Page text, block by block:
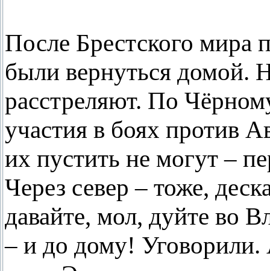
После Брестского мира
были вернуться домой.
расстреляют. По
участия в боях против
их пустить не могут –
Через север – тоже,
давайте, мол, дуйте во
– и до дому! Уговорили.